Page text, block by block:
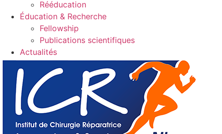
Rééducation
Éducation & Recherche
Fellowship
Publications scientifiques
Actualités